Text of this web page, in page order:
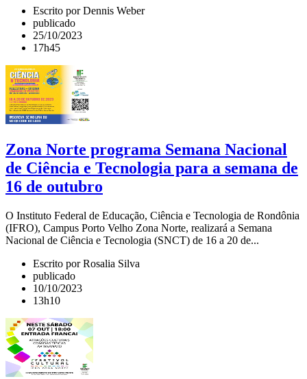
Escrito por Dennis Weber
publicado
25/10/2023
17h45
Zona Norte programa Semana Nacional
de Ciência e Tecnologia para a semana de
16 de outubro
O Instituto Federal de Educação, Ciência e Tecnologia de Rondônia
(IFRO), Campus Porto Velho Zona Norte, realizará a Semana
Nacional de Ciência e Tecnologia (SNCT) de 16 a 20 de...
Escrito por Rosalia Silva
publicado
10/10/2023
13h10